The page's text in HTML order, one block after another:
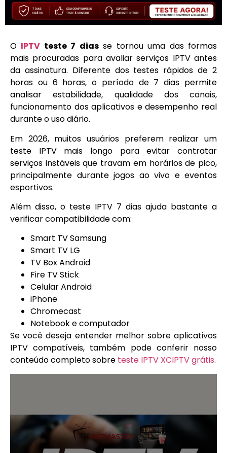
O IPTV teste 7 diasse tornou uma das formas
mais procuradas para avaliar serviços IPTV antes
da assinatura. Diferente dos testes rápidos de 2
horas ou 6 horas, o período de 7 dias permite
analisar estabilidade, qualidade dos canais,
funcionamento dos aplicativos e desempenho real
durante o uso diário.
Em 2026, muitos usuários preferem realizar um
teste IPTV mais longo para evitar contratar
serviços instáveis que travam em horários de pico,
principalmente durante jogos ao vivo e eventos
esportivos.
Além disso, o teste IPTV 7 dias ajuda bastante a
verificar compatibilidade com:
Smart TV Samsung
Smart TV LG
TV Box Android
Fire TV Stick
Celular Android
iPhone
Chromecast
Notebook e computador
Se você deseja entender melhor sobre aplicativos
IPTV compatíveis, também pode conferir nosso
conteúdo completo sobre teste IPTV XCIPTV grátis.